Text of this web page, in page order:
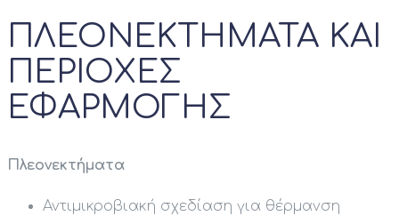
ΠΛΕΟΝΕΚΤΗΜΑΤΑ ΚΑΙ
ΠΕΡΙΟΧΕΣ
ΕΦΑΡΜΟΓΗΣ
Πλεονεκτήματα
Αντιμικροβιακή σχεδίαση για θέρμανση